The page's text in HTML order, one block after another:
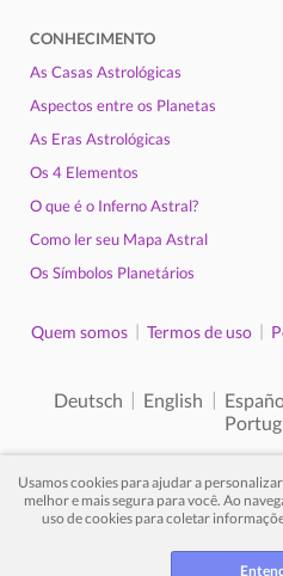
CONHECIMENTO
As Casas Astrológicas
Aspectos entre os Planetas
As Eras Astrológicas
Os 4 Elementos
O que é o Inferno Astral?
Como ler seu Mapa Astral
Os Símbolos Planetários
Quem somos | Termos de uso |
Deutsch | English |
© 2012 - 2026. Todos
Usamos cookies para ajudar a
melhor e mais segura para você. Ao
uso de cookies para coletar